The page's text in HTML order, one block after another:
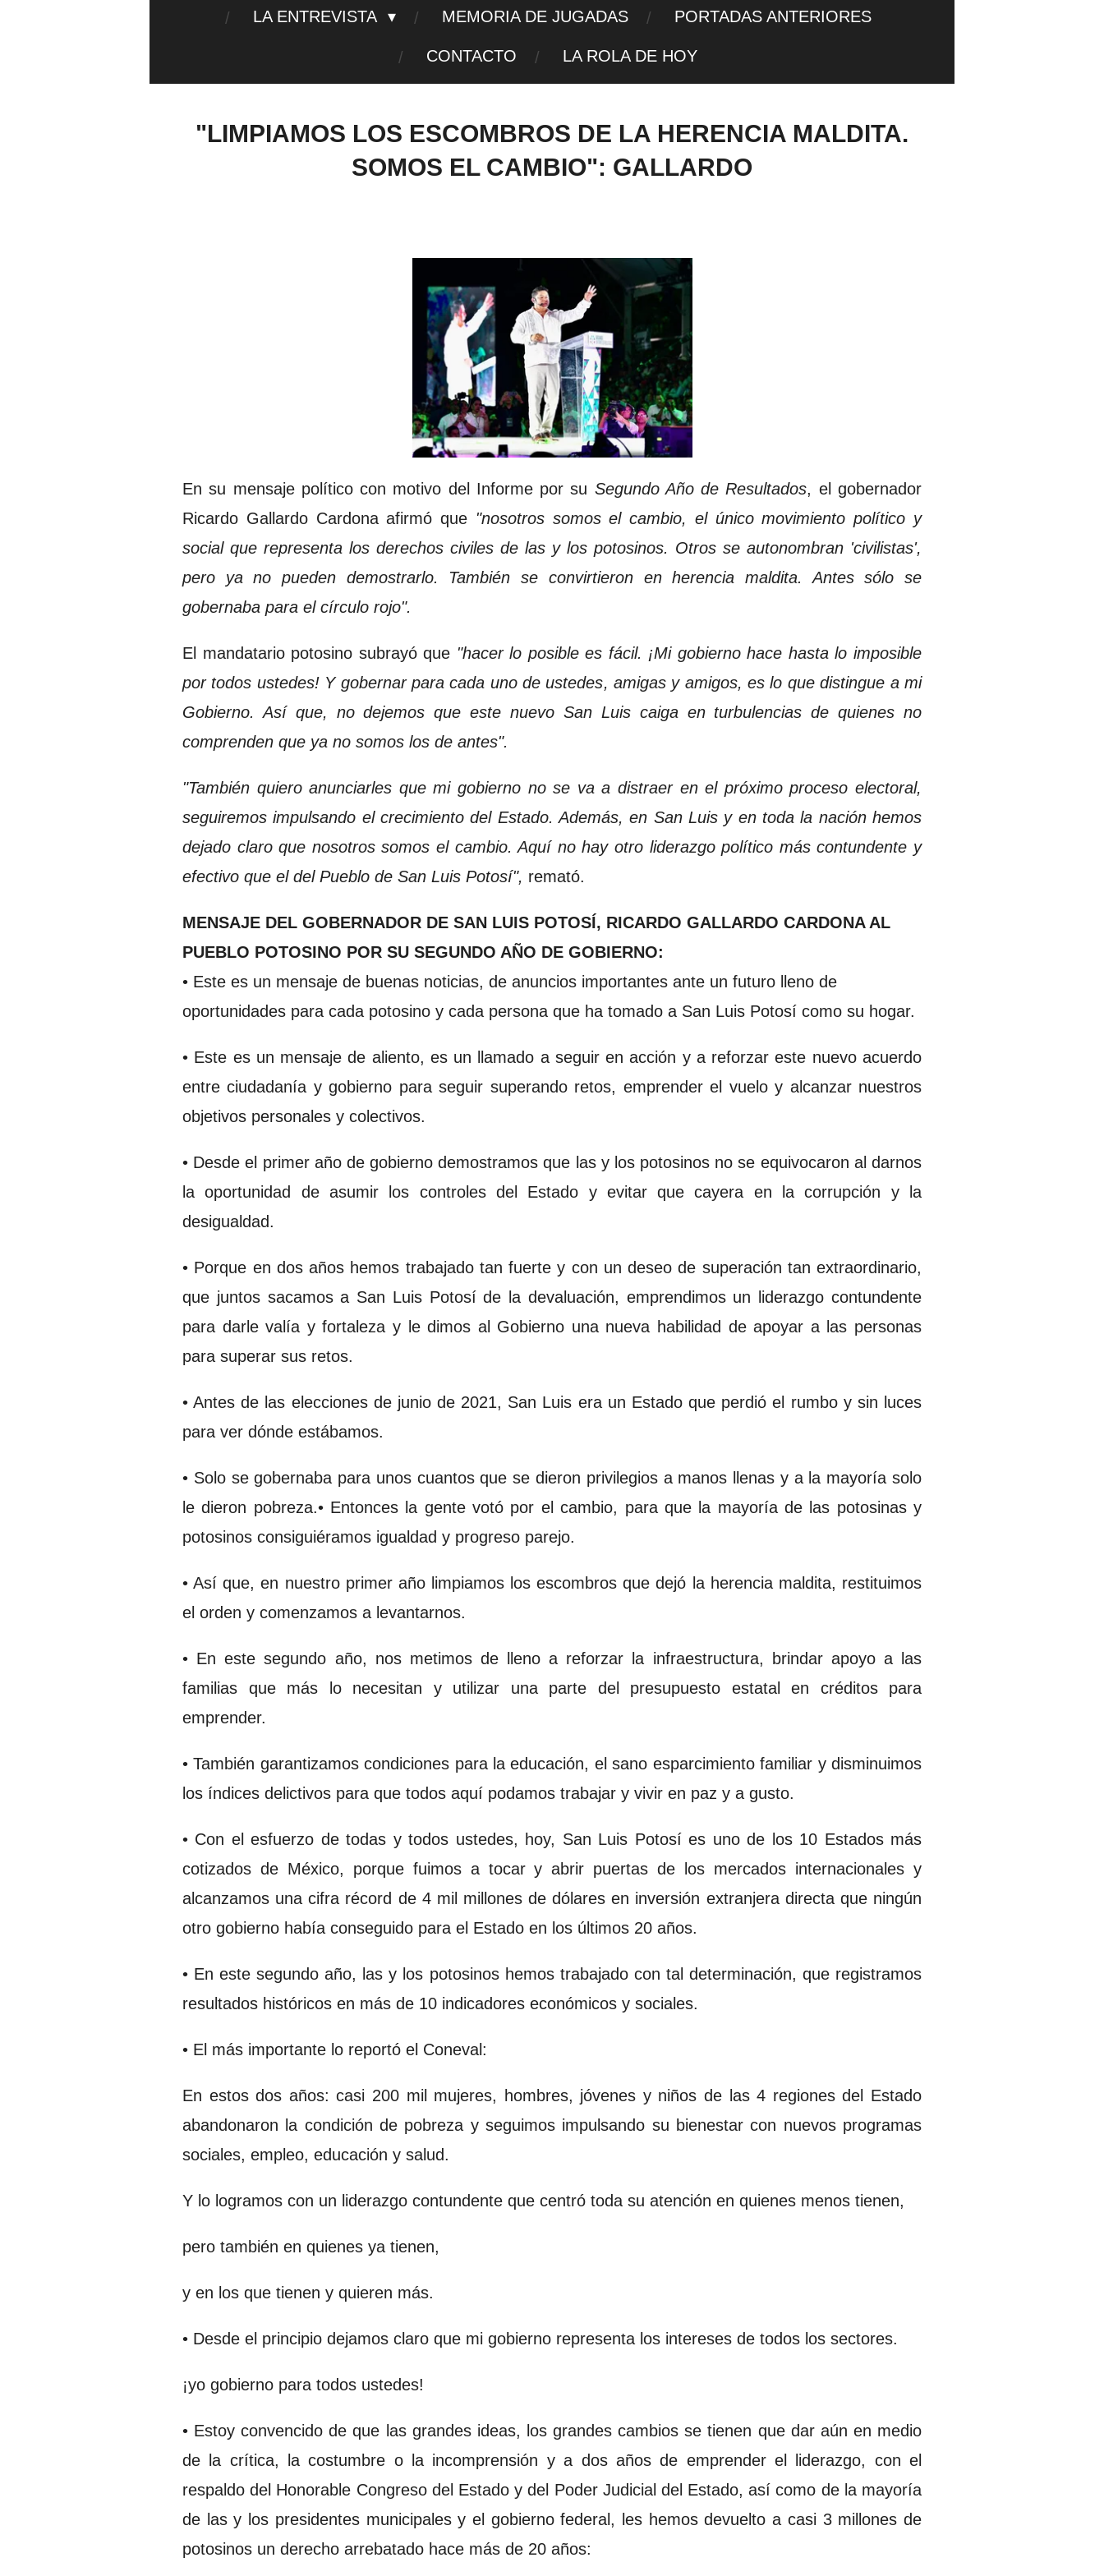
LA ENTREVISTA MEMORIA DE JUGADAS PORTADAS ANTERIORES
CONTACTO LA ROLA DE HOY
"LIMPIAMOS LOS ESCOMBROS DE LA HERENCIA MALDITA.
SOMOS EL CAMBIO": GALLARDO
En su mensaje político con motivo del Informe por su Segundo Año de Resultados, el gobernador
Ricardo Gallardo Cardona afirmó que "nosotros somos el cambio, el único movimiento político y
social que representa los derechos civiles de las y los potosinos. Otros se autonombran 'civilistas',
pero ya no pueden demostrarlo. También se convirtieron en herencia maldita. Antes sólo se
gobernaba para el círculo rojo".
El mandatario potosino subrayó que "hacer lo posible es fácil. ¡Mi gobierno hace hasta lo imposible
por todos ustedes! Y gobernar para cada uno de ustedes, amigas y amigos, es lo que distingue a mi
Gobierno. Así que, no dejemos que este nuevo San Luis caiga en turbulencias de quienes no
comprenden que ya no somos los de antes".
"También quiero anunciarles que mi gobierno no se va a distraer en el próximo proceso electoral,
seguiremos impulsando el crecimiento del Estado. Además, en San Luis y en toda la nación hemos
dejado claro que nosotros somos el cambio. Aquí no hay otro liderazgo político más contundente y
efectivo que el del Pueblo de San Luis Potosí", remató.
MENSAJE DEL GOBERNADOR DE SAN LUIS POTOSÍ, RICARDO GALLARDO CARDONA AL
PUEBLO POTOSINO POR SU SEGUNDO AÑO DE GOBIERNO:
• Este es un mensaje de buenas noticias, de anuncios importantes ante un futuro lleno de
oportunidades para cada potosino y cada persona que ha tomado a San Luis Potosí como su hogar.
• Este es un mensaje de aliento, es un llamado a seguir en acción y a reforzar este nuevo acuerdo
entre ciudadanía y gobierno para seguir superando retos, emprender el vuelo y alcanzar nuestros
objetivos personales y colectivos.
• Desde el primer año de gobierno demostramos que las y los potosinos no se equivocaron al darnos
la oportunidad de asumir los controles del Estado y evitar que cayera en la corrupción y la
desigualdad.
• Porque en dos años hemos trabajado tan fuerte y con un deseo de superación tan extraordinario,
que juntos sacamos a San Luis Potosí de la devaluación, emprendimos un liderazgo contundente
para darle valía y fortaleza y le dimos al Gobierno una nueva habilidad de apoyar a las personas
para superar sus retos.
• Antes de las elecciones de junio de 2021, San Luis era un Estado que perdió el rumbo y sin luces
para ver dónde estábamos.
• Solo se gobernaba para unos cuantos que se dieron privilegios a manos llenas y a la mayoría solo
le dieron pobreza.• Entonces la gente votó por el cambio, para que la mayoría de las potosinas y
potosinos consiguiéramos igualdad y progreso parejo.
• Así que, en nuestro primer año limpiamos los escombros que dejó la herencia maldita, restituimos
el orden y comenzamos a levantarnos.
• En este segundo año, nos metimos de lleno a reforzar la infraestructura, brindar apoyo a las
familias que más lo necesitan y utilizar una parte del presupuesto estatal en créditos para
emprender.
• También garantizamos condiciones para la educación, el sano esparcimiento familiar y disminuimos
los índices delictivos para que todos aquí podamos trabajar y vivir en paz y a gusto.
• Con el esfuerzo de todas y todos ustedes, hoy, San Luis Potosí es uno de los 10 Estados más
cotizados de México, porque fuimos a tocar y abrir puertas de los mercados internacionales y
alcanzamos una cifra récord de 4 mil millones de dólares en inversión extranjera directa que ningún
otro gobierno había conseguido para el Estado en los últimos 20 años.
• En este segundo año, las y los potosinos hemos trabajado con tal determinación, que registramos
resultados históricos en más de 10 indicadores económicos y sociales.
• El más importante lo reportó el Coneval:
En estos dos años: casi 200 mil mujeres, hombres, jóvenes y niños de las 4 regiones del Estado
abandonaron la condición de pobreza y seguimos impulsando su bienestar con nuevos programas
sociales, empleo, educación y salud.
Y lo logramos con un liderazgo contundente que centró toda su atención en quienes menos tienen,
pero también en quienes ya tienen,
y en los que tienen y quieren más.
• Desde el principio dejamos claro que mi gobierno representa los intereses de todos los sectores.
¡yo gobierno para todos ustedes!
• Estoy convencido de que las grandes ideas, los grandes cambios se tienen que dar aún en medio
de la crítica, la costumbre o la incomprensión y a dos años de emprender el liderazgo, con el
respaldo del Honorable Congreso del Estado y del Poder Judicial del Estado, así como de la mayoría
de las y los presidentes municipales y el gobierno federal, les hemos devuelto a casi 3 millones de
potosinos un derecho arrebatado hace más de 20 años: